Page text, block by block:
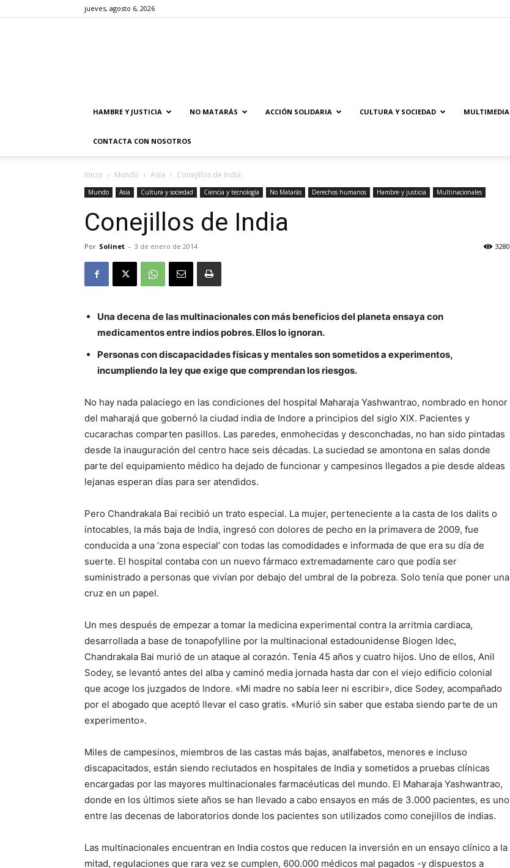
jueves, agosto 6, 2026
HAMBRE Y JUSTICIA NO MATARÁS ACCIÓN SOLIDARIA CULTURA Y SOCIEDAD MULTIMEDIA
CONTACTA CON NOSOTROS
Inicio Mundo Asia Conejillos de India
Mundo Asia Cultura y sociedad Ciencia y tecnología No Matarás Derechos humanos Hambre y justicia Multinacionales
Conejillos de India
Por Solinet - 3 de enero de 2014 3280
Una decena de las multinacionales con más beneficios del planeta ensaya con
medicamentos entre indios pobres. Ellos lo ignoran.
Personas con discapacidades físicas y mentales son sometidos a experimentos,
incumpliendo la ley que exige que comprendan los riesgos.
No hay nada palaciego en las condiciones del hospital Maharaja Yashwantrao, nombrado en honor
del maharajá que gobernó la ciudad india de Indore a principios del siglo XIX. Pacientes y
cucarachas comparten pasillos. Las paredes, enmohecidas y desconchadas, no han sido pintadas
desde la inauguración del centro hace seis décadas. La suciedad se amontona en salas donde
parte del equipamiento médico ha dejado de funcionar y campesinos llegados a pie desde aldeas
lejanas esperan días para ser atendidos.
Pero Chandrakala Bai recibió un trato especial. La mujer, perteneciente a la casta de los dalits o
intocables, la más baja de India, ingresó con dolores de pecho en la primavera de 2009, fue
conducida a una ‘zona especial’ con todas las comodidades e informada de que era su día de
suerte. El hospital contaba con un nuevo fármaco extremadamente caro que podía ser
suministrado a personas que vivían por debajo del umbral de la pobreza. Solo tenía que poner una
cruz en un papel.
Un mes después de empezar a tomar la medicina experimental contra la arritmia cardiaca,
desarrollada a base de tonapofylline por la multinacional estadounidense Biogen Idec,
Chandrakala Bai murió de un ataque al corazón. Tenía 45 años y cuatro hijos. Uno de ellos, Anil
Sodey, se levantó antes del alba y caminó media jornada hasta dar con el viejo edificio colonial
que acoge los juzgados de Indore. «Mi madre no sabía leer ni escribir», dice Sodey, acompañado
por el abogado que aceptó llevar el caso gratis. «Murió sin saber que estaba siendo parte de un
experimento».
Miles de campesinos, miembros de las castas más bajas, analfabetos, menores e incluso
discapacitados, están siendo reclutados en hospitales de India y sometidos a pruebas clínicas
encargadas por las mayores multinacionales farmacéuticas del mundo. El Maharaja Yashwantrao,
donde en los últimos siete años se han llevado a cabo ensayos en más de 3.000 pacientes, es uno
entre las decenas de laboratorios donde los pacientes son utilizados como conejillos de indias.
Las multinacionales encuentran en India costos que reducen la inversión en un ensayo clínico a la
mitad, regulaciones que rara vez se cumplen, 600.000 médicos mal pagados -y dispuestos a